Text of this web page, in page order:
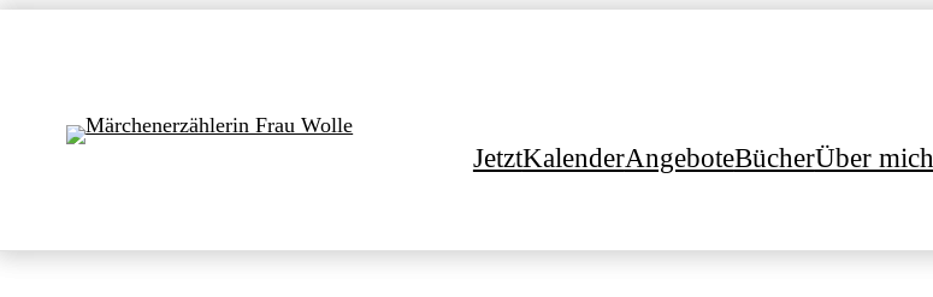
wechseln
JetztKalenderAngeboteBücherÜber mich